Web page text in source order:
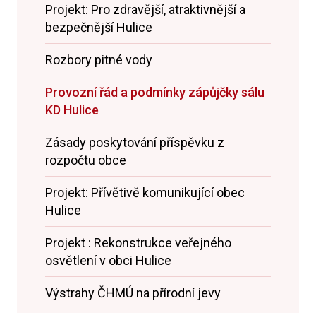
Projekt: Pro zdravější, atraktivnější a
bezpečnější Hulice
Rozbory pitné vody
Provozní řád a podmínky zápůjčky sálu
KD Hulice
Zásady poskytování příspěvku z
rozpočtu obce
Projekt: Přívětivě komunikující obec
Hulice
Projekt : Rekonstrukce veřejného
osvětlení v obci Hulice
Výstrahy ČHMÚ na přírodní jevy